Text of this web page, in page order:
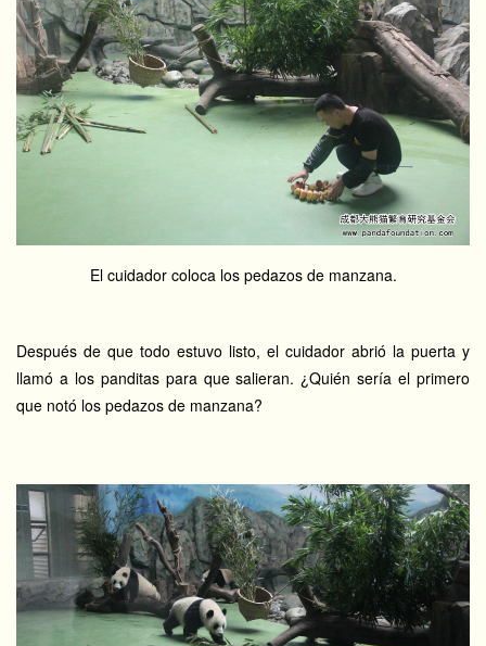
El cuidador coloca los pedazos de manzana.
Después de que todo estuvo listo, el cuidador abrió la puerta y
llamó a los panditas para que salieran. ¿Quién sería el primero
que notó los pedazos de manzana?